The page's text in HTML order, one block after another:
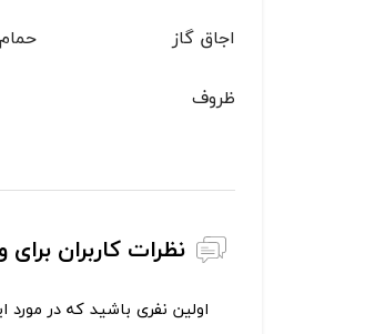
اجاق گاز
حمام
ظروف
نظرات کاربران
اولین نفری باشید که در مورد